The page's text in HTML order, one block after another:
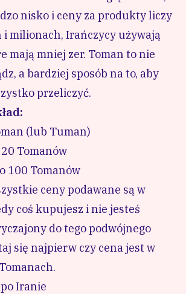
nisko i ceny za produkty liczy
i milionach, Irańczycy używają
mają mniej zer. Toman to nie
a bardziej sposób na to, aby
przeliczyć.
(lub Tuman)
Tomanów
100 Tomanów
ceny podawane są w
coś kupujesz i nie jesteś
do tego podwójnego
się najpierw czy cena jest w
Iranie